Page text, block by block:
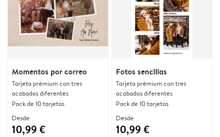
Momentos por correo
Tarjeta prémium con tres
acabados diferentes
Pack de 10 tarjetas
Desde
10,99 €
Fotos sencillas
Tarjeta prémium con tres
acabados diferentes
Pack de 10 tarjetas
Desde
10,99 €